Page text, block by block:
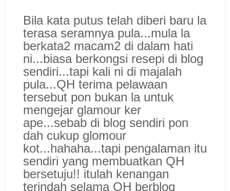
Bila kata putus telah diberi baru la
terasa seramnya pula...mula la
berkata2 macam2 di dalam hati
ni...biasa berkongsi resepi di blog
sendiri...tapi kali ni di majalah
pula...QH terima pelawaan
tersebut pon bukan la untuk
mengejar glamour ker
ape...sebab di blog sendiri pon
dah cukup glomour
kot...hahaha...tapi pengalaman itu
sendiri yang membuatkan QH
bersetuju!! itulah kenangan
terindah selama QH berblog